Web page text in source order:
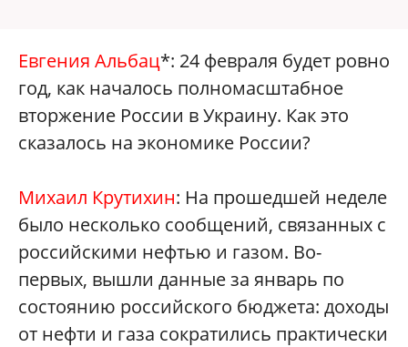
Евгения Альбац*: 24 февраля будет ровно
год, как началось полномасштабное
вторжение России в Украину. Как это
сказалось на экономике России?
Михаил Крутихин: На прошедшей неделе
было несколько сообщений, связанных с
российскими нефтью и газом. Во-
первых, вышли данные за январь по
состоянию российского бюджета: доходы
от нефти и газа сократились практически